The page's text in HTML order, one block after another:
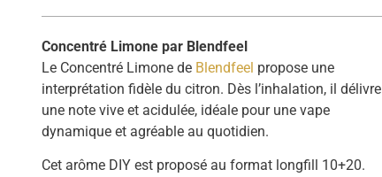
Concentré Limone par Blendfeel
Le Concentré Limone de Blendfeel propose une
interprétation fidèle du citron. Dès l’inhalation, il délivre
une note vive et acidulée, idéale pour une vape
dynamique et agréable au quotidien.
Cet arôme DIY est proposé au format longfill 10+20.